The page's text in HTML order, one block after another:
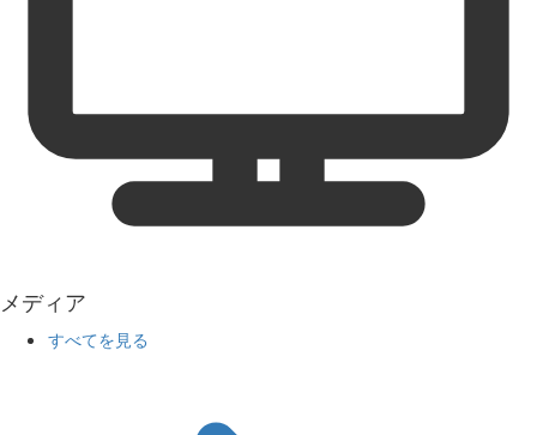
メディア
すべてを見る